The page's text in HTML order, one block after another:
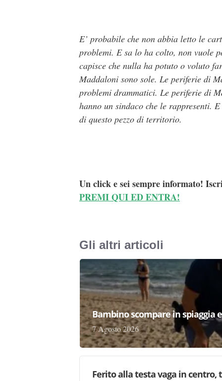
E’ probabile che non abbia letto le
problemi. E sa lo ha colto, non vuole
capisce che nulla ha potuto o voluto
Maddaloni sono sole. Le periferie di
problemi drammatici. Le periferie di
hanno un sindaco che le rappresenti.
di questo pezzo di territorio.
Un click e sei sempre informato!
PREMI QUI ED ENTRA!
Gli altri articoli
Bambino scompare in spiaggia
7 Agosto 2026
Ferito alla testa vaga in centro,